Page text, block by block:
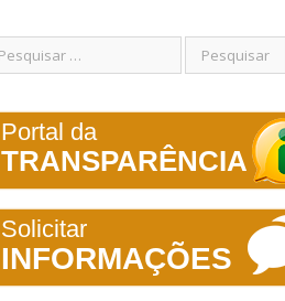
Portal da
TRANSPARÊNCIA
Solicitar
INFORMAÇÕES